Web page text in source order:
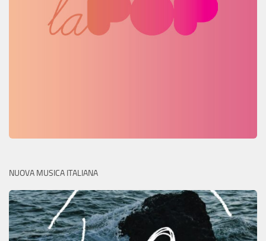
NUOVA MUSICA ITALIANA